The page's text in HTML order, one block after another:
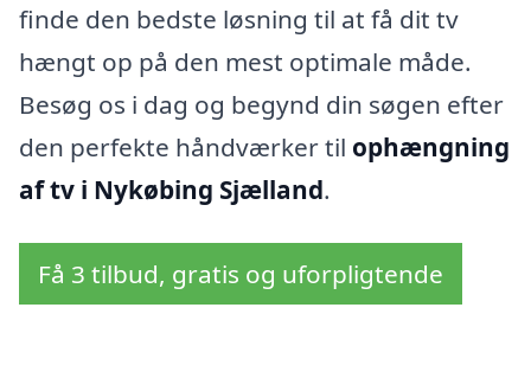
finde den bedste løsning til at få dit tv
hængt op på den mest optimale måde.
Besøg os i dag og begynd din søgen efter
den perfekte håndværker til ophængning
af tv i Nykøbing Sjælland.
Få 3 tilbud, gratis og uforpligtende